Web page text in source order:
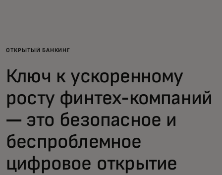
Для бизнеса
Для всего мира
Для новаторов
Новости и тренды
ОТКРЫТЫЙ БАНКИНГ
Ключ к ускоренному
росту финтех-компаний
— это безопасное и
беспроблемное
цифровое открытие